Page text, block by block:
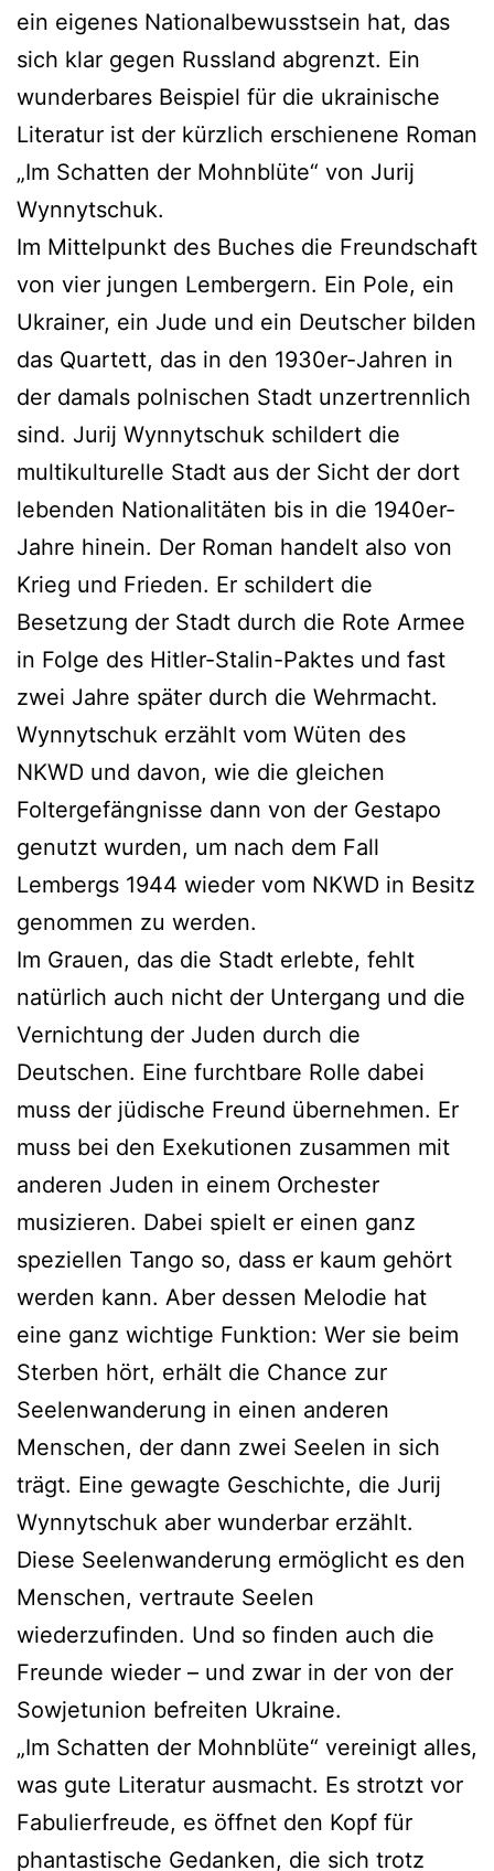
ein eigenes Nationalbewusstsein hat, das
sich klar gegen Russland abgrenzt. Ein
wunderbares Beispiel für die ukrainische
Literatur ist der kürzlich erschienene Roman
„Im Schatten der Mohnblüte“ von Jurij
Wynnytschuk.
Im Mittelpunkt des Buches die Freundschaft
von vier jungen Lembergern. Ein Pole, ein
Ukrainer, ein Jude und ein Deutscher bilden
das Quartett, das in den 1930er-Jahren in
der damals polnischen Stadt unzertrennlich
sind. Jurij Wynnytschuk schildert die
multikulturelle Stadt aus der Sicht der dort
lebenden Nationalitäten bis in die 1940er-
Jahre hinein. Der Roman handelt also von
Krieg und Frieden. Er schildert die
Besetzung der Stadt durch die Rote Armee
in Folge des Hitler-Stalin-Paktes und fast
zwei Jahre später durch die Wehrmacht.
Wynnytschuk erzählt vom Wüten des
NKWD und davon, wie die gleichen
Foltergefängnisse dann von der Gestapo
genutzt wurden, um nach dem Fall
Lembergs 1944 wieder vom NKWD in Besitz
genommen zu werden.
Im Grauen, das die Stadt erlebte, fehlt
natürlich auch nicht der Untergang und die
Vernichtung der Juden durch die
Deutschen. Eine furchtbare Rolle dabei
muss der jüdische Freund übernehmen. Er
muss bei den Exekutionen zusammen mit
anderen Juden in einem Orchester
musizieren. Dabei spielt er einen ganz
speziellen Tango so, dass er kaum gehört
werden kann. Aber dessen Melodie hat
eine ganz wichtige Funktion: Wer sie beim
Sterben hört, erhält die Chance zur
Seelenwanderung in einen anderen
Menschen, der dann zwei Seelen in sich
trägt. Eine gewagte Geschichte, die Jurij
Wynnytschuk aber wunderbar erzählt.
Diese Seelenwanderung ermöglicht es den
Menschen, vertraute Seelen
wiederzufinden. Und so finden auch die
Freunde wieder – und zwar in der von der
Sowjetunion befreiten Ukraine.
„Im Schatten der Mohnblüte“ vereinigt alles,
was gute Literatur ausmacht. Es strotzt vor
Fabulierfreude, es öffnet den Kopf für
phantastische Gedanken, die sich trotz